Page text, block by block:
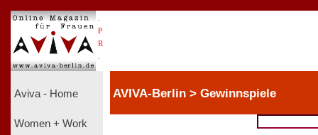
P
R
Aviva - Home
Women + Work
AVIVA-Berlin > Gewinnspiele